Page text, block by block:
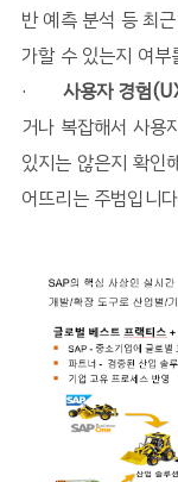
반 예측 분석 등 최
가할 수 있는지 여
·
사용자 경험
거나 복잡해서 사용
있지는 않은지 확인
어뜨리는 주범입니다